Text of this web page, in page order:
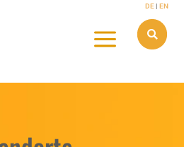
DE| EN
a 